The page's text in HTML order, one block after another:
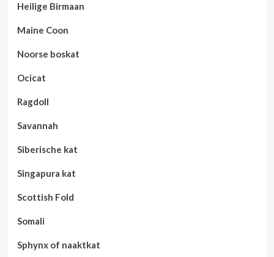
Heilige Birmaan
Maine Coon
Noorse boskat
Ocicat
Ragdoll
Savannah
Siberische kat
Singapura kat
Scottish Fold
Somali
Sphynx of naaktkat